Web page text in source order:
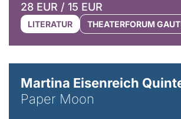
28 EUR / 15 EUR
LITERATUR THEATERFORUM
Martina Eisenreich
Paper Moon